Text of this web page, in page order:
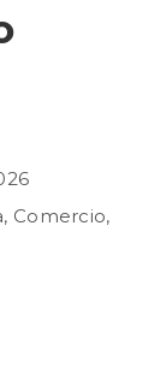
, Comercio,